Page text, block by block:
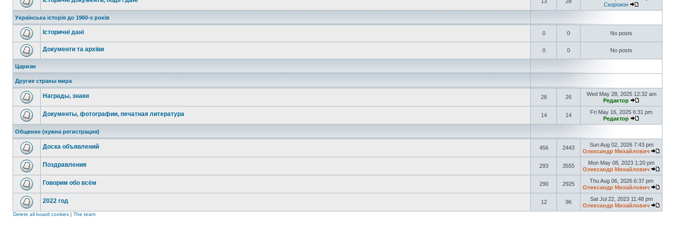
Скорпион
Українська історія до 1960-х років
Історичні дані 0 0 No posts
Документи та архіви 0 0 No posts
Царизм
Другие страны мира
Награды, знаки 26 26
Wed May 28, 2025 12:32 am
Редактор
Документы, фотографии, печатная литература 14 14
Fri May 16, 2025 6:31 pm
Редактор
Общение (нужна регистрация)
Доска объявлений 456 2443
Sun Aug 02, 2026 7:43 pm
Олександр Михайлович
Поздравления 293 3555
Mon May 08, 2023 1:20 pm
Олександр Михайлович
Говорим обо всём 290 2925
Thu Aug 06, 2026 6:37 pm
Олександр Михайлович
2022 год 12 96
Sat Jul 22, 2023 11:48 pm
Олександр Михайлович
Delete all board cookies | The team